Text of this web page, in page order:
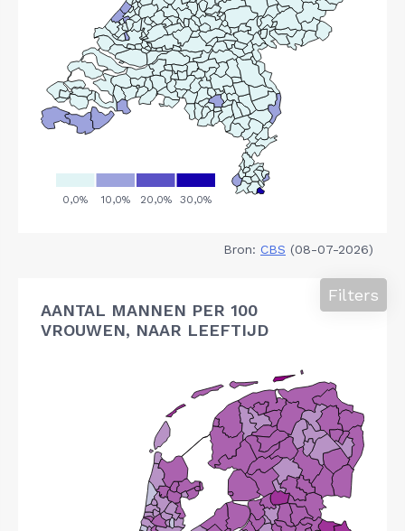
Bron: CBS (08-07-2026)
AANTAL MANNEN PER 100
VROUWEN, NAAR LEEFTIJD
Filters